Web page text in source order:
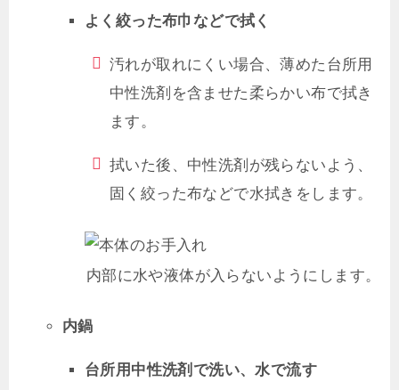
よく絞った布巾などで拭く
汚れが取れにくい場合、薄めた台所用
中性洗剤を含ませた柔らかい布で拭き
ます。
拭いた後、中性洗剤が残らないよう、
固く絞った布などで水拭きをします。
内部に水や液体が入らないようにします。
内鍋
台所用中性洗剤で洗い、水で流す